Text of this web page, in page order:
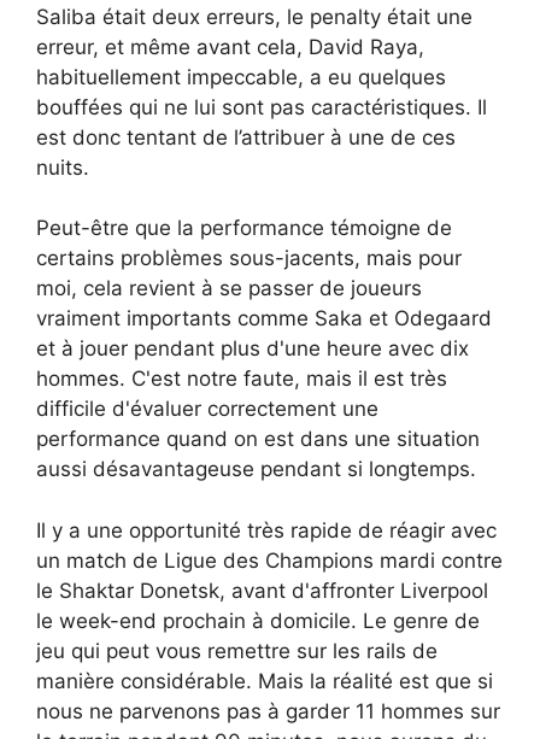
Saliba était deux erreurs, le penalty était une
erreur, et même avant cela, David Raya,
habituellement impeccable, a eu quelques
bouffées qui ne lui sont pas caractéristiques. Il
est donc tentant de l’attribuer à une de ces
nuits.
Peut-être que la performance témoigne de
certains problèmes sous-jacents, mais pour
moi, cela revient à se passer de joueurs
vraiment importants comme Saka et Odegaard
et à jouer pendant plus d'une heure avec dix
hommes. C'est notre faute, mais il est très
difficile d'évaluer correctement une
performance quand on est dans une situation
aussi désavantageuse pendant si longtemps.
Il y a une opportunité très rapide de réagir avec
un match de Ligue des Champions mardi contre
le Shaktar Donetsk, avant d'affronter Liverpool
le week-end prochain à domicile. Le genre de
jeu qui peut vous remettre sur les rails de
manière considérable. Mais la réalité est que si
nous ne parvenons pas à garder 11 hommes sur